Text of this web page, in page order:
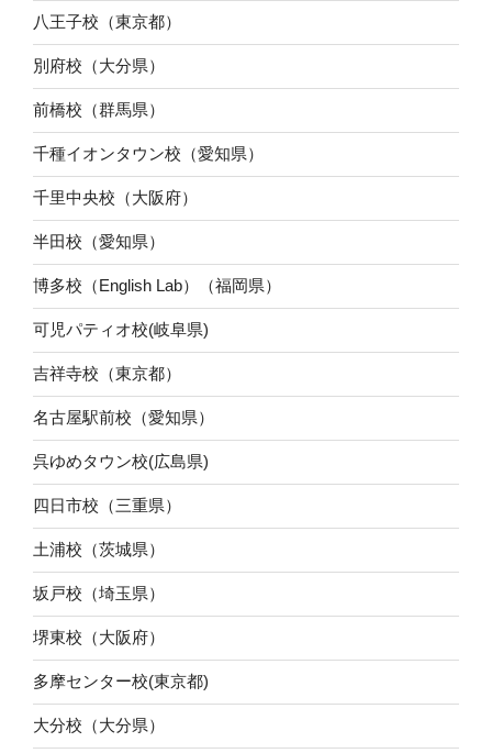
八王子校（東京都）
別府校（大分県）
前橋校（群馬県）
千種イオンタウン校（愛知県）
千里中央校（大阪府）
半田校（愛知県）
博多校（English Lab）（福岡県）
可児パティオ校(岐阜県)
吉祥寺校（東京都）
名古屋駅前校（愛知県）
呉ゆめタウン校(広島県)
四日市校（三重県）
土浦校（茨城県）
坂戸校（埼玉県）
堺東校（大阪府）
多摩センター校(東京都)
大分校（大分県）